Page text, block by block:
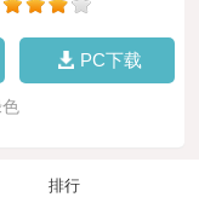
PC下载
排行